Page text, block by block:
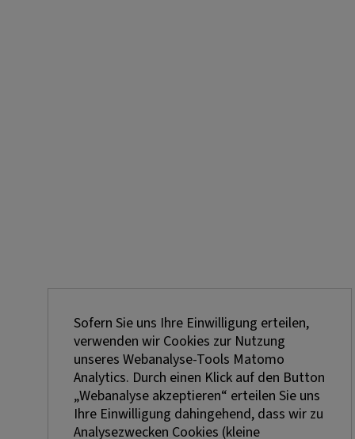
Sofern Sie uns Ihre Einwilligung erteilen,
verwenden wir Cookies zur Nutzung
unseres Webanalyse-Tools Matomo
Analytics. Durch einen Klick auf den Button
„Webanalyse akzeptieren“ erteilen Sie uns
Ihre Einwilligung dahingehend, dass wir zu
Analysezwecken Cookies (kleine